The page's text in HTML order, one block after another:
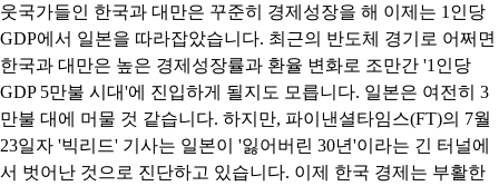
웃국가들인 한국과 대만은 꾸준히 경제성장을 해 이제는 1인당
GDP에서 일본을 따라잡았습니다. 최근의 반도체 경기로 어쩌면
한국과 대만은 높은 경제성장률과 환율 변화로 조만간 '1인당
GDP 5만불 시대'에 진입하게 될지도 모릅니다. 일본은 여전히 3
만불 대에 머물 것 같습니다. 하지만, 파이낸셜타임스(FT)의 7월
23일자 '빅리드' 기사는 일본이 '잃어버린 30년'이라는 긴 터널에
서 벗어난 것으로 진단하고 있습니다. 이제 한국 경제는 부활한